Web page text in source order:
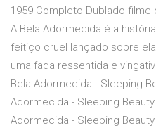
1959 Completo Dublado
A Bela Adormecida é a
feitiço cruel lançado sobre
uma fada ressentida e
Bela Adormecida - Sleeping
Adormecida - Sleeping
Adormecida - Sleeping